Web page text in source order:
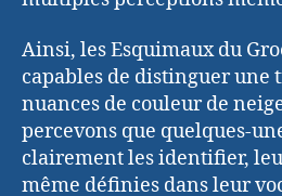
Ainsi, les Esquimaux du
capables de distinguer une
nuances de couleur de
percevons que quelques-
clairement les identifier,
même définies dans leur